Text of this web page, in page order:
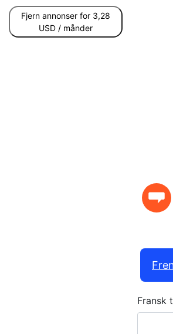
Fjern annonser for 3,28
USD / månder
Fransk